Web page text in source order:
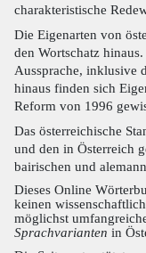
charakteristische
Die Eigenarten von
den Wortschatz
Aussprache, inklusive
hinaus finden sich
Reform von 1996
Das österreichische
und den in Österreich
bairischen und
Dieses Online
keinen
möglichst
Sprachvarianten in